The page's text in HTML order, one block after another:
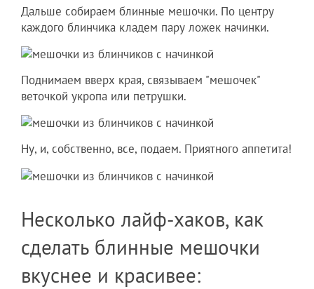
Дальше собираем блинные мешочки. По центру
каждого блинчика кладем пару ложек начинки.
Поднимаем вверх края, связываем "мешочек"
веточкой укропа или петрушки.
Ну, и, собственно, все, подаем. Приятного аппетита!
Несколько лайф-хаков, как
сделать блинные мешочки
вкуснее и красивее: